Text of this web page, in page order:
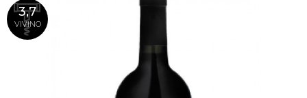
3,7
VIVINO